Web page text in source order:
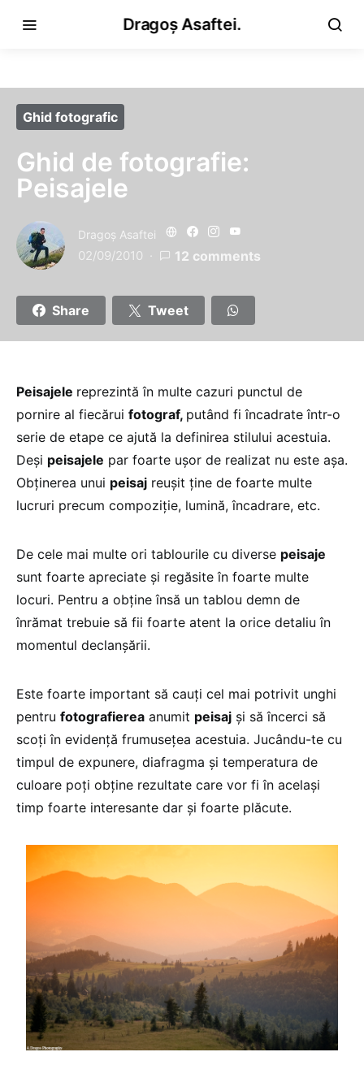
Dragoș Asaftei.
Ghid fotografic
Ghid de fotografie:
Peisajele
Dragoş Asaftei
02/09/2010 12 comments
Share Tweet
Peisajele reprezintă în multe cazuri punctul de
pornire al fiecărui fotograf, putând fi încadrate într-o
serie de etape ce ajută la definirea stilului acestuia.
Deşi peisajele par foarte uşor de realizat nu este aşa.
Obţinerea unui peisaj reuşit ţine de foarte multe
lucruri precum compoziţie, lumină, încadrare, etc.
De cele mai multe ori tablourile cu diverse peisaje
sunt foarte apreciate şi regăsite în foarte multe
locuri. Pentru a obţine însă un tablou demn de
înrămat trebuie să fii foarte atent la orice detaliu în
momentul declanşării.
Este foarte important să cauţi cel mai potrivit unghi
pentru fotografierea anumit peisaj şi să încerci să
scoţi în evidenţă frumuseţea acestuia. Jucându-te cu
timpul de expunere, diafragma şi temperatura de
culoare poţi obţine rezultate care vor fi în acelaşi
timp foarte interesante dar şi foarte plăcute.